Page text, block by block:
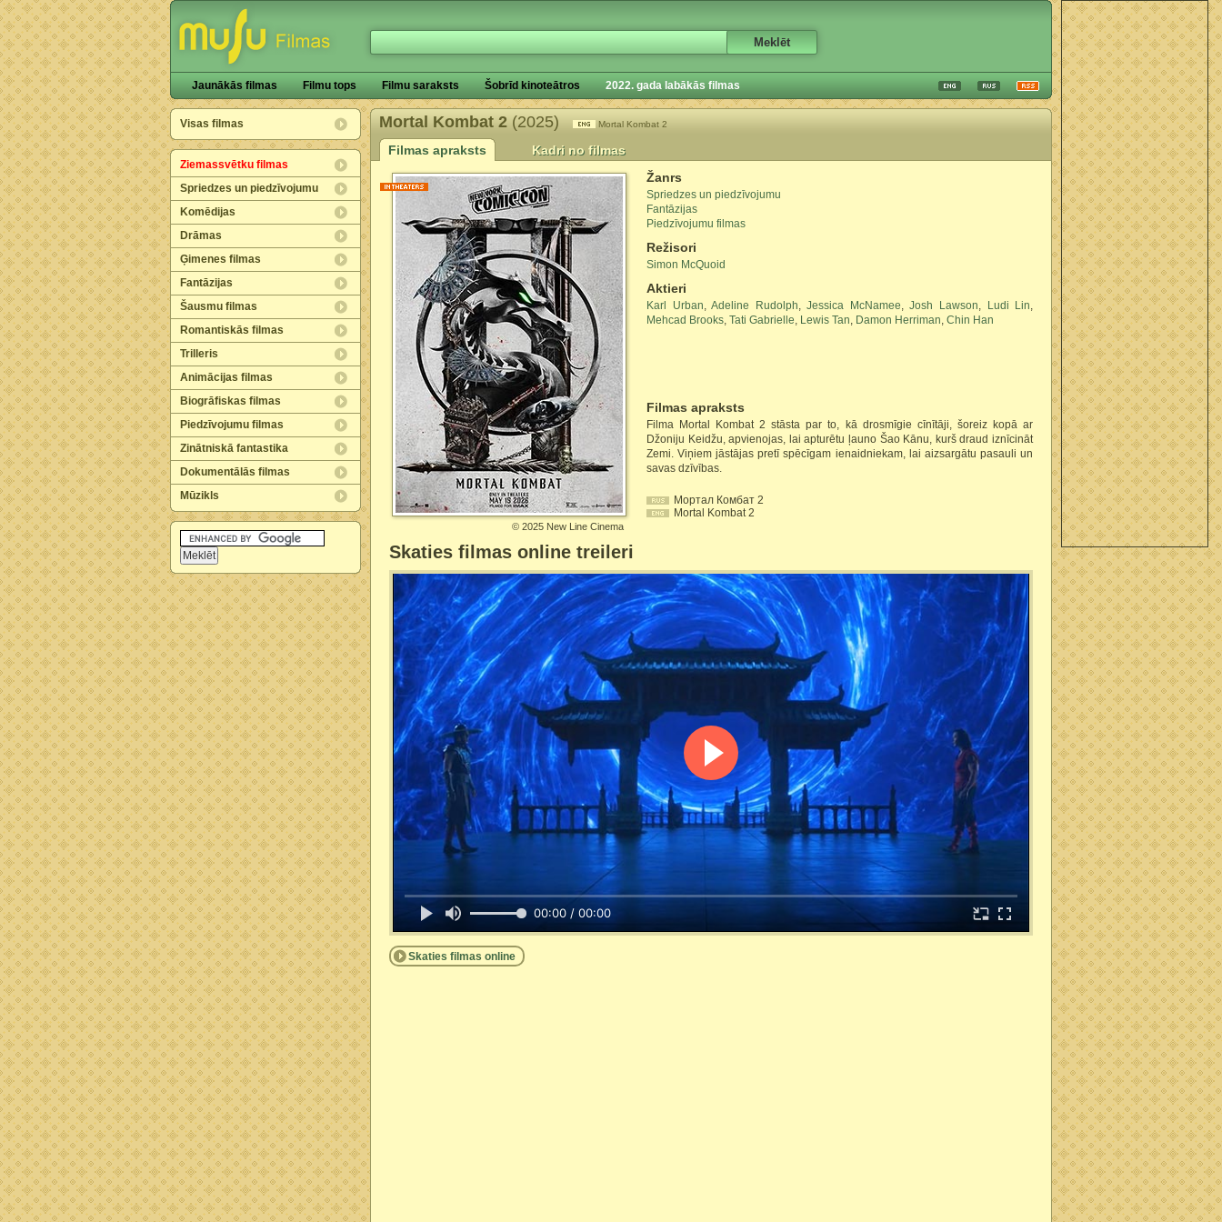
Jaunākās filmas Filmu tops Filmu saraksts Šobrīd kinoteātros 2022. gada labākās filmas
Visas filmas
Ziemassvētku filmas
Spriedzes un piedzīvojumu
Komēdijas
Drāmas
Ģimenes filmas
Fantāzijas
Šausmu filmas
Romantiskās filmas
Trilleris
Animācijas filmas
Biogrāfiskas filmas
Piedzīvojumu filmas
Zinātniskā fantastika
Dokumentālās filmas
Mūzikls
Mortal Kombat 2 (2025) Mortal Kombat 2
Filmas apraksts
Kadri no filmas
Žanrs
Spriedzes un piedzīvojumu
Fantāzijas
Piedzīvojumu filmas
Režisori
Simon McQuoid
Aktieri
Karl Urban,Adeline Rudolph,Jessica McNamee,Josh Lawson, Ludi Lin,
Mehcad Brooks, Tati Gabrielle, Lewis Tan, Damon Herriman, Chin Han
Filmas apraksts
Filma Mortal Kombat 2 stāsta par to, kā drosmīgie cīnītāji, šoreiz kopā ar
Džoniju Keidžu, apvienojas, lai apturētu ļauno Šao Kānu, kurš draud iznīcināt
Zemi. Viņiem jāstājas pretī spēcīgam ienaidniekam, lai aizsargātu pasauli un
savas dzīvības.
Мортал Комбат 2
Mortal Kombat 2
© 2025 New Line Cinema
Skaties filmas online treileri
00:00 / 00:00
Skaties filmas online